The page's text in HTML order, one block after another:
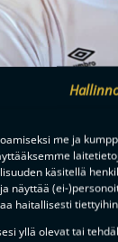
me ja
käsitellä
näyttää (ei-
haitallisesti
yllä olevat tai